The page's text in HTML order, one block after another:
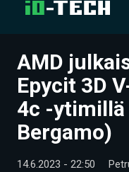
UUTISET
ARTIKKELIT
VIDEOT
TECHBBS
AMD
Epycit 3D
4c -ytimillä
Bergamo)
14.6.2023 - 22:50